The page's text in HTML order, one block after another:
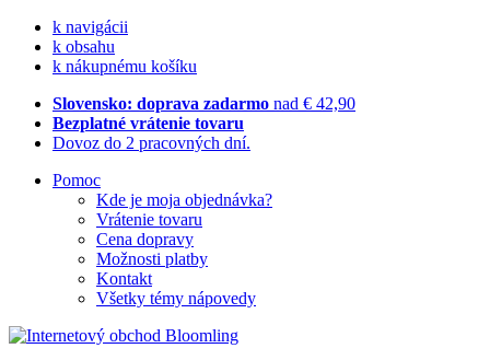
k navigácii
k obsahu
k nákupnému košíku
Slovensko: doprava zadarmo nad € 42,90
Bezplatné vrátenie tovaru
Dovoz do 2 pracovných dní.
Pomoc
Kde je moja objednávka?
Vrátenie tovaru
Cena dopravy
Možnosti platby
Kontakt
Všetky témy nápovedy